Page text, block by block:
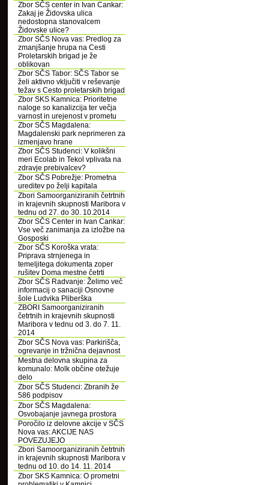
Zbor SČS center in Ivan Cankar:
Zakaj je Židovska ulica
nedostopna stanovalcem
Židovske ulice?
Zbor SČS Nova vas: Predlog za
zmanjšanje hrupa na Cesti
Proletarskih brigad je že
oblikovan
Zbor SČS Tabor: SČS Tabor se
želi aktivno vključiti v reševanje
težav s Cesto proletarskih brigad
Zbor SKS Kamnica: Prioritetne
naloge so kanalizcija ter večja
varnost in urejenost v prometu
Zbor SČS Magdalena:
Magdalenski park neprimeren za
izmenjavo hrane
Zbor SČS Studenci: V kolikšni
meri Ecolab in Tekol vplivata na
zdravje prebivalcev?
Zbor SČS Pobrežje: Prometna
ureditev po želji kapitala
Zbori Samoorganiziranih četrtnih
in krajevnih skupnosti Maribora v
tednu od 27. do 30. 10.2014
Zbor SČS Center in Ivan Cankar:
Vse več zanimanja za izložbe na
Gosposki
Zbor SČS Koroška vrata:
Priprava strnjenega in
temeljitega dokumenta zoper
rušitev Doma mestne četrti
Zbor SČS Radvanje: Želimo več
informacij o sanaciji Osnovne
šole Ludvika Pliberška
ZBORI Samoorganiziranih
četrtnih in krajevnih skupnosti
Maribora v tednu od 3. do 7. 11.
2014
Zbor SČS Nova vas: Parkirišča,
ogrevanje in tržnična dejavnost
Mestna delovna skupina za
komunalo: Molk občine otežuje
delo
Zbor SČS Studenci: Zbranih že
586 podpisov
Zbor SČS Magdalena:
Osvobajanje javnega prostora
Poročilo iz delovne akcije v SČS
Nova vas: AKCIJE NAS
POVEZUJEJO
Zbori Samoorganiziranih četrtnih
in krajevnih skupnosti Maribora v
tednu od 10. do 14. 11. 2014
Zbor SKS Kamnica: O prometni